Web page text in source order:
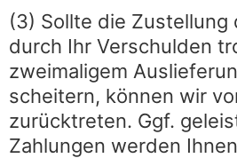
(3) Sollte die Zustellung
durch Ihr Verschulden
zweimaligem
scheitern, können wir
zurücktreten. Ggf.
Zahlungen werden